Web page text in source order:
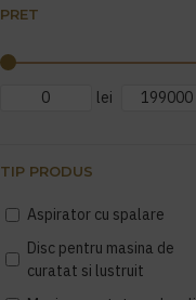
PRET
lei
TIP PRODUS
Aspirator cu spalare
Disc pentru masina de
curatat si lustruit